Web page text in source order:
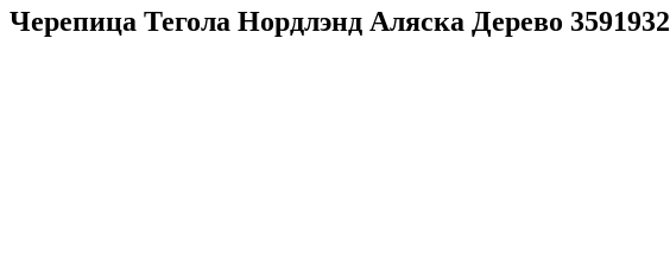
Черепица Тегола Нордлэнд Аляска Дерево 3591932